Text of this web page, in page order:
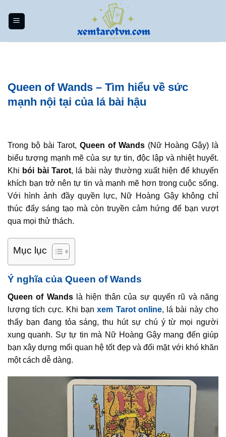
qua
nội
dung
Queen of Wands – Tìm hiểu về sức
mạnh nội tại của lá bài hậu
Trong bộ bài Tarot,Queen of Wands(Nữ Hoàng Gậy) là
biểu tượng mạnh mẽ của sự tự tin, độc lập và nhiệt huyết.
Khi bói bài Tarot, lá bài này thường xuất hiện để khuyến
khích bạn trở nên tự tin và mạnh mẽ hơn trong cuộc sống.
Với hình ảnh đầy quyền lực, Nữ Hoàng Gậy không chỉ
thúc đẩy sáng tạo mà còn truyền cảm hứng để bạn vượt
qua mọi thử thách.
Mục lục
Ý nghĩa của Queen of Wands
Queen of Wandslà hiện thân của sự quyến rũ và năng
lượng tích cực. Khi bạnxem Tarot online, lá bài này cho
thấy bạn đang tỏa sáng, thu hút sự chú ý từ mọi người
xung quanh. Sự tự tin mà Nữ Hoàng Gậy mang đến giúp
bạn xây dựng mối quan hệ tốt đẹp và đối mặt với khó khăn
một cách dễ dàng.